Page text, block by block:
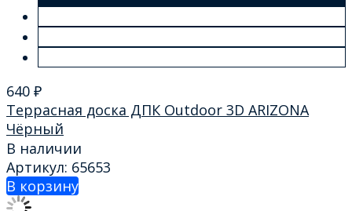
640 ₽
Террасная доска ДПК Outdoor 3D ARIZONA
Чёрный
В наличии
Артикул: 65653
В корзину